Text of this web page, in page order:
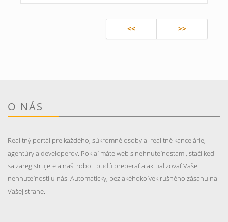
<< >>
O NÁS
Realitný portál pre každého, súkromné osoby aj realitné kancelárie,
agentúry a developerov. Pokiaľ máte web s nehnuteľnostami, stačí keď
sa zaregistrujete a naši roboti budú preberať a aktualizovať Vaše
nehnuteľnosti u nás. Automaticky, bez akéhokoľvek rušného zásahu na
Vašej strane.